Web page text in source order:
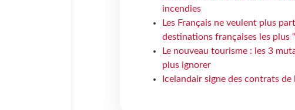
incendies
Les Français ne veulent plus
destinations françaises les plus
Le nouveau tourisme : les 3
plus ignorer
Icelandair signe des contrats